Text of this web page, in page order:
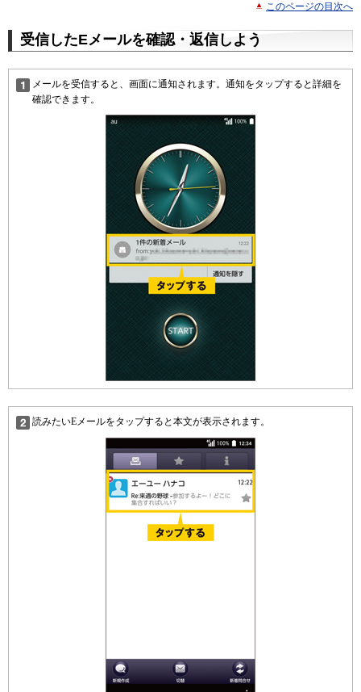
このページの目次へ
受信したEメールを確認・返信しよう
メールを受信すると、画面に通知されます。通知をタップすると詳細を
確認できます。
読みたいEメールをタップすると本文が表示されます。